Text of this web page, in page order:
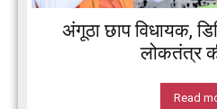
अंगूठा छाप विधायक,
लोकतंत्र
Read